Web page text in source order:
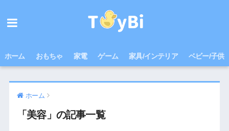
ホーム おもちゃ 家電 ゲーム 家具/インテリア ベビー/子供
ホーム
「美容」の記事一覧